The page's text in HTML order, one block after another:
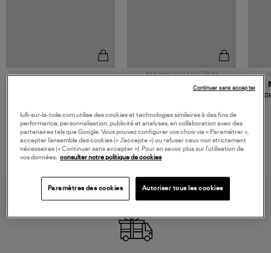
NOUVELLE COLLECTION
TORAL
lulli-sur-la-toile.com utilise des cookies et technologies similaires à des fins de
performance, personnalisation, publicité et analyses, en collaboration avec des
partenaires tels que Google. Vous pouvez configurer vos choix via « Paramétrer »,
accepter l’ensemble des cookies (« J’accepte ») ou refuser ceux non strictement
nécessaires (« Continuer sans accepter »). Pour en savoir plus sur l’utilisation de
vos données, consulter notre politique de cookies
Paramètres des cookies Autoriser tous les cookies
Continuer sans accepter